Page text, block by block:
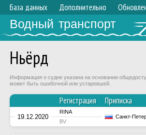
База данных Дополнительно
Водный транспорт
Ньёрд
Информация о судне указана на основании
может быть ошибочной или устаревшей.
Регистрация Приписка
19.12.2020
RINA
Санкт-
BV